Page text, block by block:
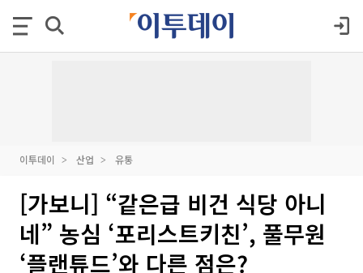
이투데이 산업 유통
[가보니] “같은급 비건 식당 아니
네” 농심 ‘포리스트키친’, 풀무원
‘플랜튜드’와 다른 점은?